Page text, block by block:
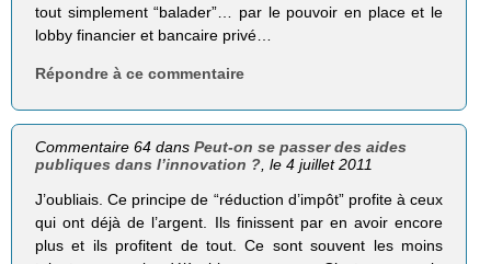
tout simplement “balader”… par le pouvoir en place et le
lobby financier et bancaire privé…
Répondre à ce commentaire
Commentaire 64 dansPeut-on se passer des aides
publiques dans l’innovation ? , le 4 juillet 2011
J’oubliais. Ce principe de “réduction d’impôt” profite à ceux
qui ont déjà de l’argent. Ils finissent par en avoir encore
plus et ils profitent de tout. Ce sont souvent les moins